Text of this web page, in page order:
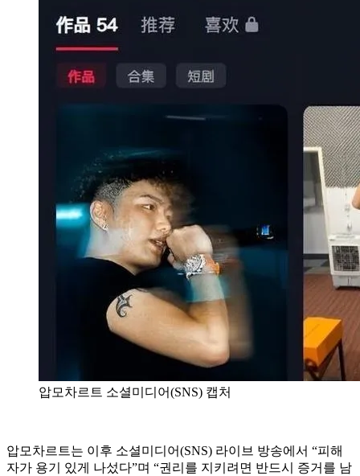
압모차르트 소셜미디어(SNS) 캡처
압모차르트는 이후 소셜미디어(SNS) 라이브 방송에서 “피해
자가 용기 있게 나섰다”며 “권리를 지키려면 반드시 증거를 남